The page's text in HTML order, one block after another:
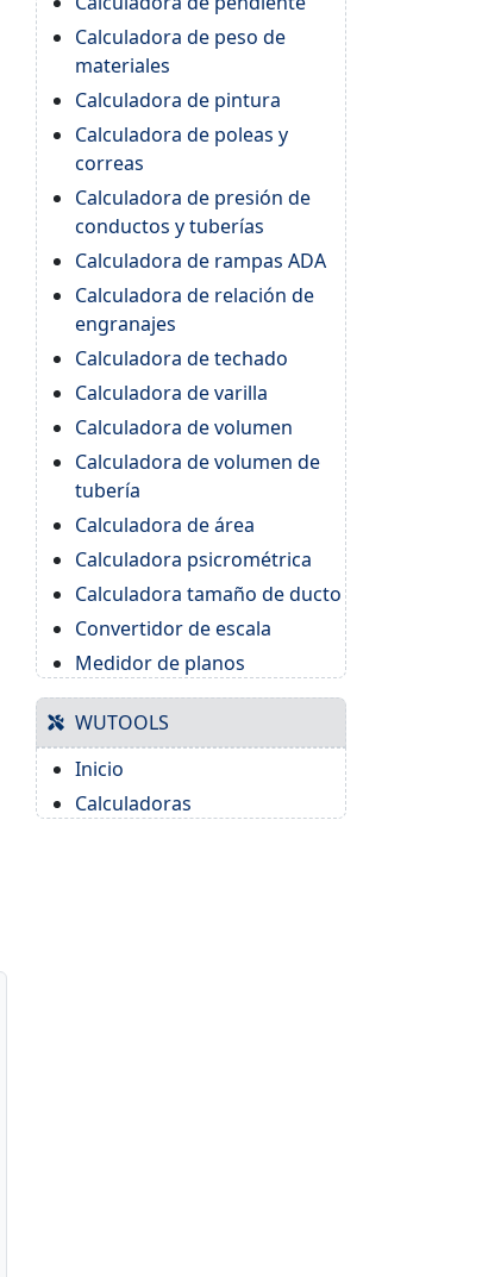
Calculadora de peso de
materiales
Calculadora de pintura
Calculadora de poleas y
correas
Calculadora de presión de
conductos y tuberías
Calculadora de rampas ADA
Calculadora de relación de
engranajes
Calculadora de techado
Calculadora de varilla
Calculadora de volumen
Calculadora de volumen de
tubería
Calculadora de área
Calculadora psicrométrica
Calculadora tamaño de ducto
Convertidor de escala
Medidor de planos
WUTOOLS
Inicio
Calculadoras